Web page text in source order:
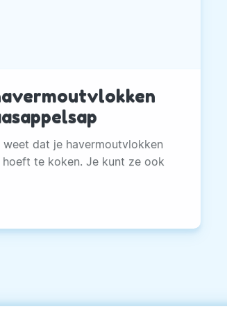
weet dat je havermoutvlokken
hoeft te koken. Je kunt ze ook